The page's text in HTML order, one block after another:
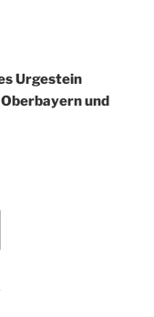
Urgestein
und